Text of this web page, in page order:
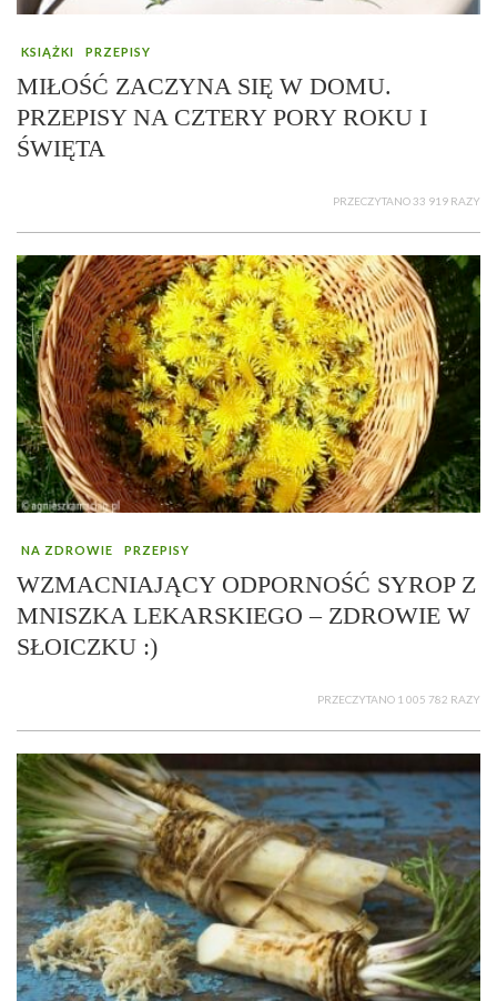
KSIĄŻKI PRZEPISY
MIŁOŚĆ ZACZYNA SIĘ W DOMU.
PRZEPISY NA CZTERY PORY ROKU I
ŚWIĘTA
PRZECZYTANO 33 919 RAZY
NA ZDROWIE PRZEPISY
WZMACNIAJĄCY ODPORNOŚĆ SYROP Z
MNISZKA LEKARSKIEGO – ZDROWIE W
SŁOICZKU :)
PRZECZYTANO 1 005 782 RAZY